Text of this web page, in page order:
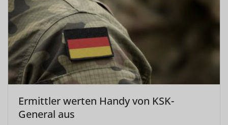
Ermittler werten Handy von KSK-
General aus